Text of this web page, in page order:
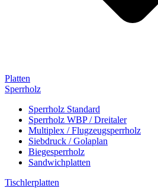
Platten
Sperrholz
Sperrholz Standard
Sperrholz WBP / Dreitaler
Multiplex / Flugzeugsperrholz
Siebdruck / Golaplan
Biegesperrholz
Sandwichplatten
Tischlerplatten